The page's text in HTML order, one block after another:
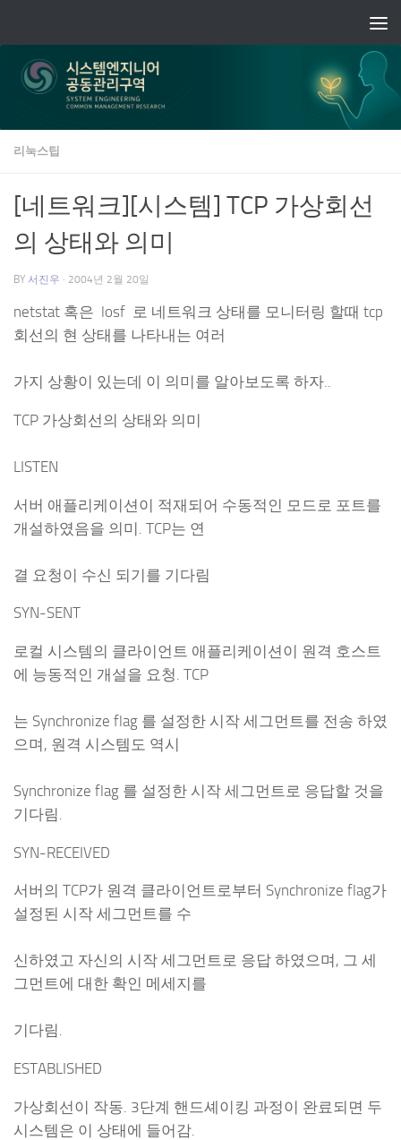
리눅스팁
[네트워크][시스템] TCP 가상회선
의 상태와 의미
BY 서진우 · 2004년 2월 20일
netstat 혹은 losf 로 네트워크 상태를 모니터링 할때 tcp
회선의 현 상태를 나타내는 여러
가지 상황이 있는데 이 의미를 알아보도록 하자..
TCP 가상회선의 상태와 의미
LISTEN
서버 애플리케이션이 적재되어 수동적인 모드로 포트를
개설하였음을 의미. TCP는 연
결 요청이 수신 되기를 기다림
SYN-SENT
로컬 시스템의 클라이언트 애플리케이션이 원격 호스트
에 능동적인 개설을 요청. TCP
는 Synchronize flag 를 설정한 시작 세그먼트를 전송 하였
으며, 원격 시스템도 역시
Synchronize flag 를 설정한 시작 세그먼트로 응답할 것을
기다림.
SYN-RECEIVED
서버의 TCP가 원격 클라이언트로부터 Synchronize flag가
설정된 시작 세그먼트를 수
신하였고 자신의 시작 세그먼트로 응답 하였으며, 그 세
그먼트에 대한 확인 메세지를
기다림.
ESTABLISHED
가상회선이 작동. 3단계 핸드셰이킹 과정이 완료되면 두
시스템은 이 상태에 들어감.